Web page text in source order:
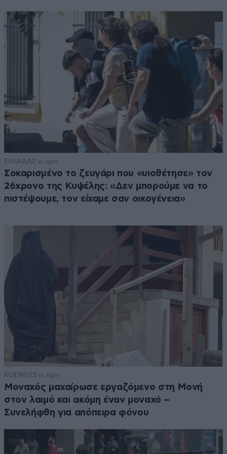
ΕΛΛΑΔΑ2 ω. πριν
Σοκαρισμένο το ζευγάρι που «υιοθέτησε» τον
26χρονο της Κυψέλης: «Δεν μπορούμε να το
πιστέψουμε, τον είχαμε σαν οικογένεια»
ΚΟΣΜΟΣ3 ω. πριν
Μοναχός μαχαίρωσε εργαζόμενο στη Μονή
στον λαιμό και ακόμη έναν μοναχό –
Συνελήφθη για απόπειρα φόνου